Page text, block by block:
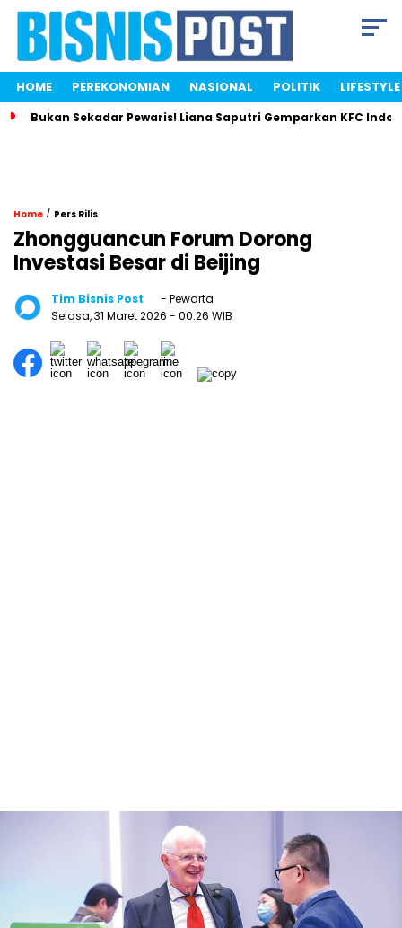
HOME PEREKONOMIAN NASIONAL POLITIK LIFESTYLE
Bukan Sekadar Pewaris! Liana Saputri Gemparkan KFC
Home / Pers Rilis
Zhongguancun Forum Dorong
Investasi Besar di Beijing
Tim Bisnis Post
- Pewarta
Selasa, 31 Maret 2026 - 00:26 WIB